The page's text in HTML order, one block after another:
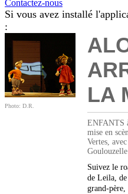
Contactez-nous
Si vous avez installé
:
Photo: D.R.
LA
ENFANTS
mise en
Vertes,
Suivez le
de Leila,
grand-père,